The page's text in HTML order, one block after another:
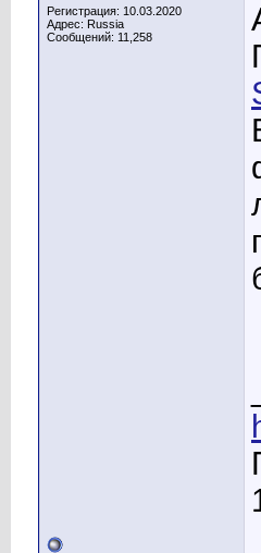
Регистрация: 10.03.2020
Адрес: Russia
Сообщений: 11,258